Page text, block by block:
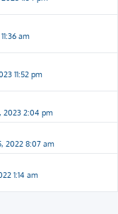
am
11:52 pm
2023 2:04 pm
2022 8:07 am
1:14 am